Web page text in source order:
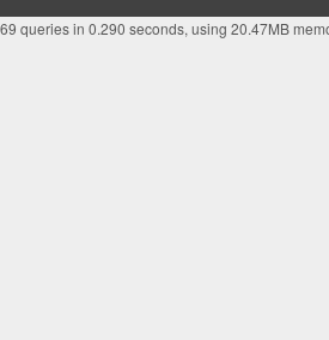
69 queries in 0.290 seconds, using 20.47MB